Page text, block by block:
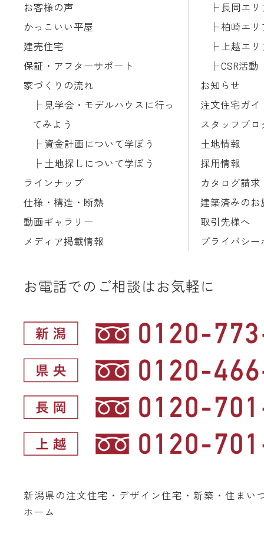
お客様の声
かっこいい平屋
建売住宅
保証・アフターサポート
家づくりの流れ
見学会・モデルハウスに行っ
てみよう
資金計画について学ぼう
土地探しについて学ぼう
ラインナップ
仕様・構造・断熱
動画ギャラリー
メディア掲載情報
長岡エリ
柏崎エリ
上越エリ
CSR活動
お知らせ
注文住宅ガイ
スタッフブロ
土地情報
採用情報
カタログ請求
建築済みのお
取引先様へ
プライバシー
お電話でのご相談はお気軽に
新潟県の注文住宅・デザイン住宅・新築・住まい
ホーム